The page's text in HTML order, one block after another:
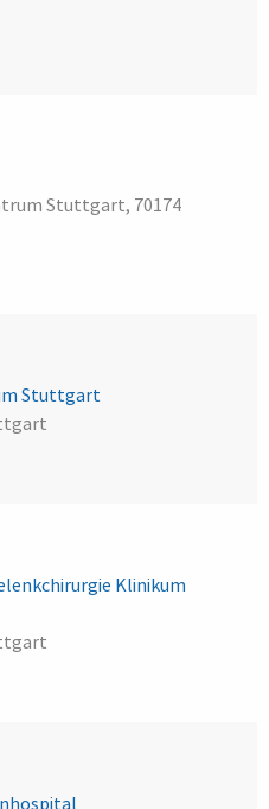
Stuttgart, 70174
Stuttgart
Klinikum